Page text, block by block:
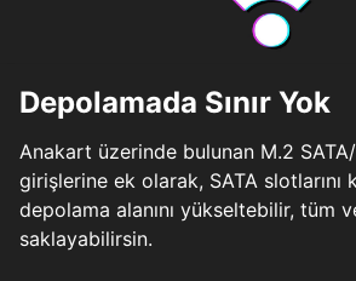
Depolamada Sınır Yok
Anakart üzerinde bulunan M.2
girişlerine ek olarak, SATA slotlarını
depolama alanını yükseltebilir, tüm
saklayabilirsin.